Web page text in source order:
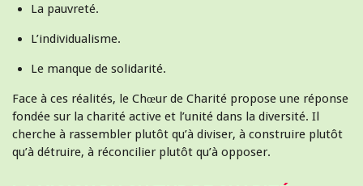
La pauvreté.
L’individualisme.
Le manque de solidarité.
Face à ces réalités, le Chœur de Charité propose une réponse
fondée sur la charité active et l’unité dans la diversité. Il
cherche à rassembler plutôt qu’à diviser, à construire plutôt
qu’à détruire, à réconcilier plutôt qu’à opposer.